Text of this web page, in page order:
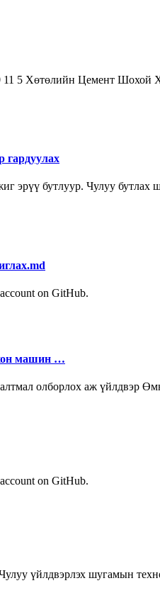
5 Хөтөлийн Цемент Шохой
гардуулах
бутлуур. Чулуу бутлах
on GitHub.
машин …
олборлох аж
on GitHub.
үйлдвэрлэх шугамын